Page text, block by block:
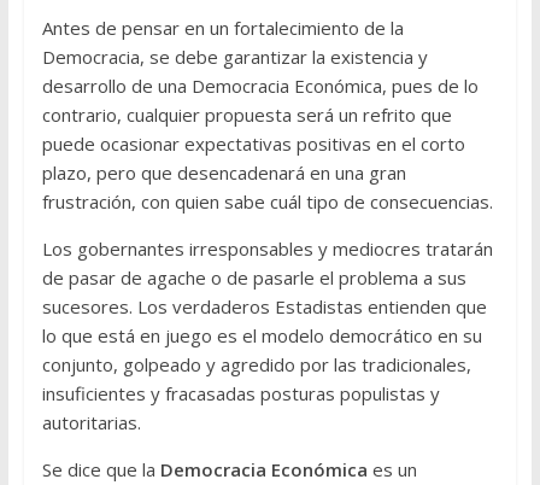
Antes de pensar en un fortalecimiento de la
Democracia, se debe garantizar la existencia y
desarrollo de una Democracia Económica, pues de lo
contrario, cualquier propuesta será un refrito que
puede ocasionar expectativas positivas en el corto
plazo, pero que desencadenará en una gran
frustración, con quien sabe cuál tipo de consecuencias.
Los gobernantes irresponsables y mediocres tratarán
de pasar de agache o de pasarle el problema a sus
sucesores. Los verdaderos Estadistas entienden que
lo que está en juego es el modelo democrático en su
conjunto, golpeado y agredido por las tradicionales,
insuficientes y fracasadas posturas populistas y
autoritarias.
Se dice que la Democracia Económica es un